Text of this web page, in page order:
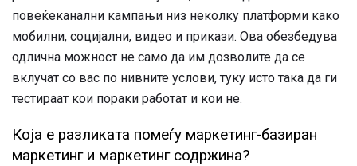
повеќеканални кампањи низ неколку платформи како
мобилни, социјални, видео и прикази. Ова обезбедува
одлична можност не само да им дозволите да се
вклучат со вас по нивните услови, туку исто така да ги
тестираат кои пораки работат и кои не.
Која е разликата помеѓу маркетинг-базиран
маркетинг и маркетинг содржина?